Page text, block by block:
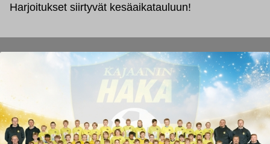
Harjoitukset siirtyvät kesäaikatauluun!